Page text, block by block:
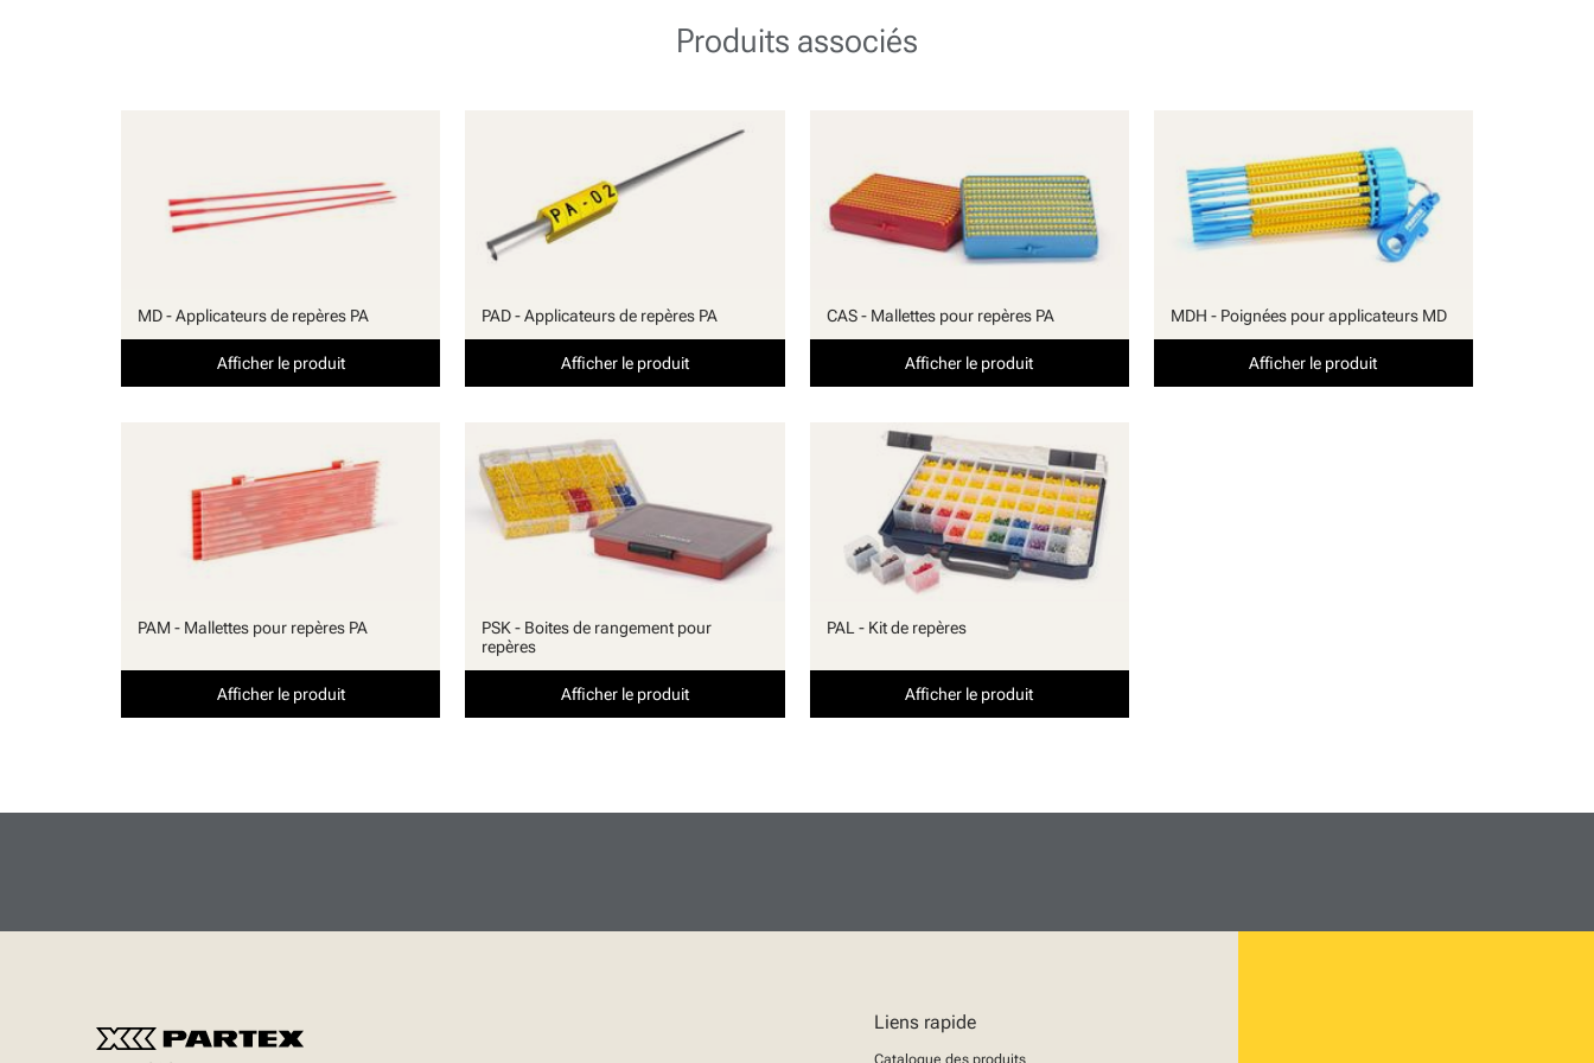
Produits associés
MD - Applicateurs de repères PA
Afficher le produit
PAD - Applicateurs de repères PA
Afficher le produit
CAS - Mallettes pour repères PA
Afficher le produit
MDH - Poignées pour applicateurs MD
Afficher le produit
PAM - Mallettes pour repères PA
Afficher le produit
PSK - Boites de rangement pour
repères
Afficher le produit
PAL - Kit de repères
Afficher le produit
Liens rapide
Catalogue des produits